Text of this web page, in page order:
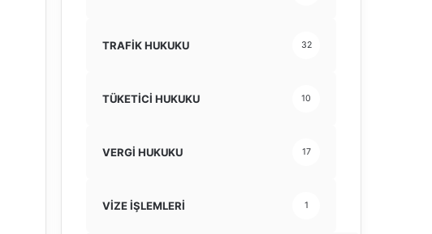
TRAFİK HUKUKU 32
TÜKETİCİ HUKUKU 10
VERGİ HUKUKU 17
VİZE İŞLEMLERİ 1